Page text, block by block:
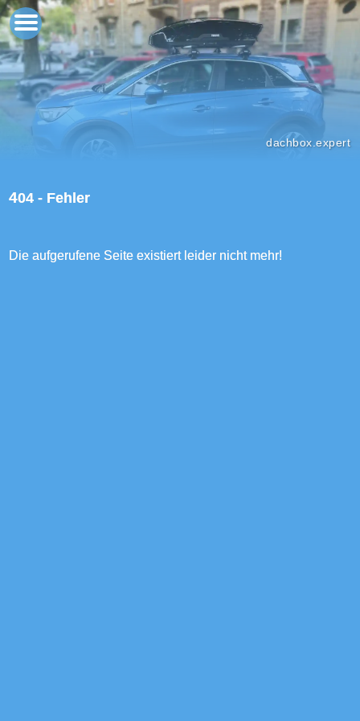
dachbox.expert
404 - Fehler
Die aufgerufene Seite existiert leider nicht mehr!